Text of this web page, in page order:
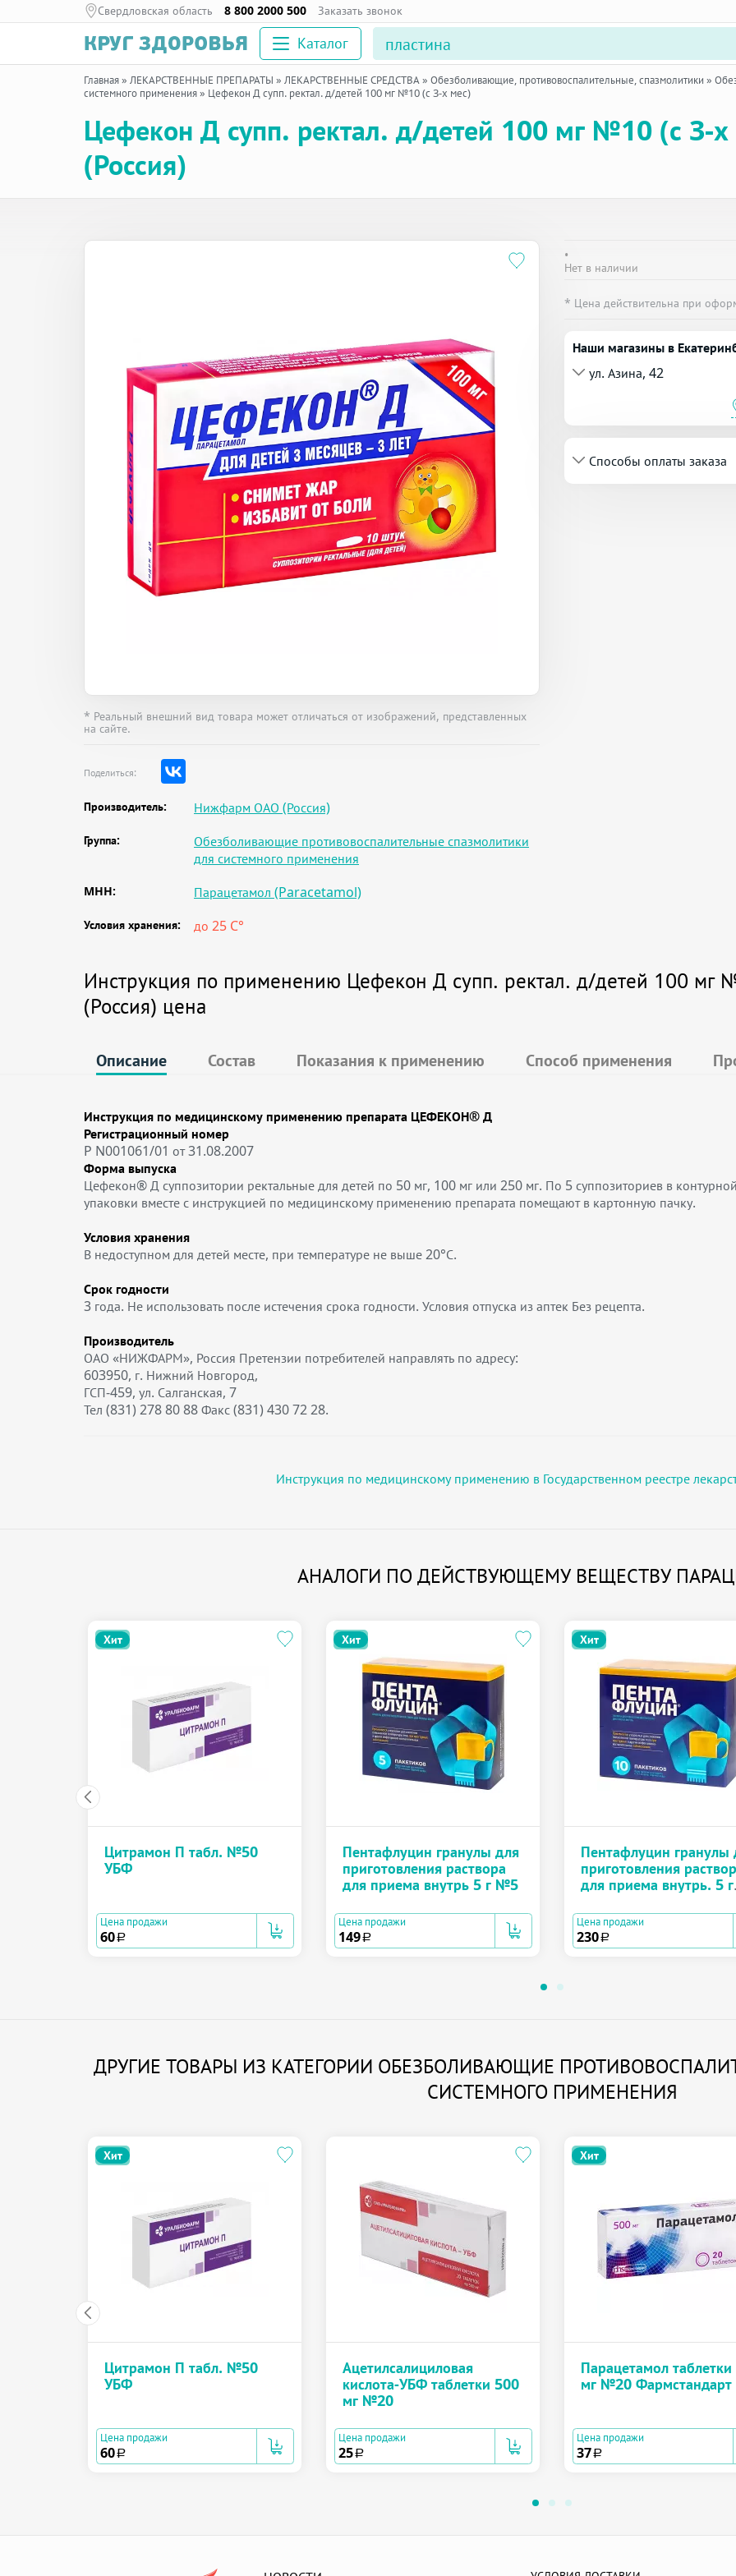
Свердловская область 8 800 2000 500 Заказать звонок
Каталог
Главная» ЛЕКАРСТВЕННЫЕ ПРЕПАРАТЫ » ЛЕКАРСТВЕННЫЕ СРЕДСТВА» Обезболивающие, противовоспалительные, спазмолитики »
системного применения» Цефекон Д супп. ректал. д/детей 100 мг №10 (с 3-х мес)
Цефекон Д супп. ректал. д/детей 100 мг №10 (с
(Россия)
* Реальный внешний вид товара может отличаться от изображений, представленных
на сайте.
Поделиться:
Производитель: Нижфарм ОАО (Россия)
Группа:
Обезболивающие противовоспалительные спазмолитики
для системного применения
MHH: Парацетамол (Paracetamol)
Условия хранения: до 25 C°
•
Нет в наличии
* Цена действительна при
Наши магазины в
ул. Азина, 42
Способы оплаты заказа
Инструкция по применению Цефекон Д супп. ректал. д/детей 100
(Россия) цена
Описание Состав Показания к применению Способ применения
Инструкция по медицинскому применению препарата ЦЕФЕКОН® Д
Регистрационный номер
P N001061/01 от 31.08.2007
Форма выпуска
Цефекон® Д суппозитории ректальные для детей по 50 мг, 100 мг или 250 мг. По 5 суппозиториев в
упаковки вместе с инструкцией по медицинскому применению препарата помещают в картонную пачку.
Условия хранения
В недоступном для детей месте, при температуре не выше 20°С.
Срок годности
3 года. Не использовать после истечения срока годности. Условия отпуска из аптек Без рецепта.
Производитель
ОАО «НИЖФАРМ», Россия Претензии потребителей направлять по адресу:
603950, г. Нижний Новгород,
ГСП-459, ул. Салганская, 7
Тел (831) 278 80 88 Факс (831) 430 72 28.
Инструкция по медицинскому применению в Государственном реестре
АНАЛОГИ ПО ДЕЙСТВУЮЩЕМУ ВЕЩЕСТВУ
Хит
Цитрамон П табл. №50
УБФ
Цена продажи
60a
Хит
Пентафлуцин гранулы для
приготовления раствора
для приема внутрь 5 г №5
Цена продажи
149a
Хит
Пентафлуцин гранулы
приготовления
для приема внутрь. 5 г
Цена продажи
230a
ДРУГИЕ ТОВАРЫ ИЗ КАТЕГОРИИ ОБЕЗБОЛИВАЮЩИЕ
СИСТЕМНОГО ПРИМЕНЕНИЯ
Хит
Цитрамон П табл. №50
УБФ
Цена продажи
60a
Ацетилсалициловая
кислота-УБФ таблетки 500
мг №20
Цена продажи
25a
Хит
Парацетамол
мг №20 Фармстандарт
Цена продажи
37a